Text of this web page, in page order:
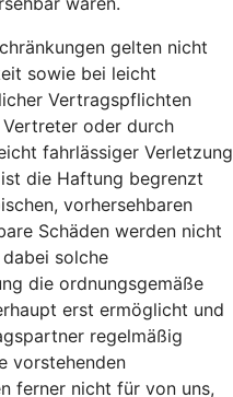
gelten nicht
sowie bei leicht
Vertragspflichten
oder durch
fahrlässiger Verletzung
die Haftung begrenzt
vorhersehbaren
Schäden werden nicht
solche
die ordnungsgemäße
erst ermöglicht und
regelmäßig
vorstehenden
ferner nicht für von uns,